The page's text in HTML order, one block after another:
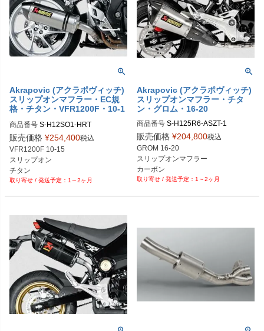
Akrapovic (アクラポヴィッチ)
スリップオンマフラー・EC規
格・チタン・VFR1200F・10-1
商品番号
販売価格 ¥254,400税込
VFR1200F 10-15
スリップオン
チタン
1～2ヶ月
Akrapovic (アクラポヴィッチ)
スリップオンマフラー・チタ
ン・グロム・16-20
商品番号 S-H125R6-ASZT-1
販売価格 ¥204,800税込
GROM 16-20
スリップオンマフラー
カーボン
1～2ヶ月